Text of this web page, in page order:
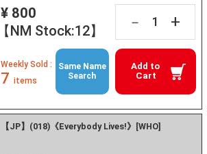
¥ 800
【NM Stock:12】
－ +
Add to
Cart
Weekly Sold :
7 items
Same Name
Search
【JP】(018)《Everybody Lives!》[WHO]